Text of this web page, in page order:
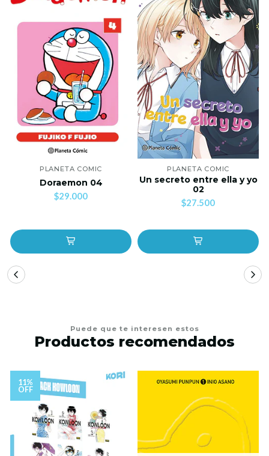
PLANETA COMIC
Doraemon 04
$29.000
PLANETA COMIC
Un secreto entre ella y yo
02
$27.500
Puede que te interesen estos
Productos recomendados
11%
OFF